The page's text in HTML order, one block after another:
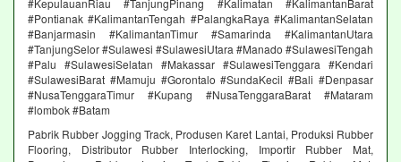
#KepulauanRiau #TanjungPinang #Kalimatan #KalimantanBarat
#Pontianak #KalimantanTengah #PalangkaRaya #KalimantanSelatan
#Banjarmasin #KalimantanTimur #Samarinda #KalimantanUtara
#TanjungSelor #Sulawesi #SulawesiUtara #Manado #SulawesiTengah
#Palu #SulawesiSelatan #Makassar #SulawesiTenggara #Kendari
#SulawesiBarat #Mamuju #Gorontalo #SundaKecil #Bali #Denpasar
#NusaTenggaraTimur #Kupang #NusaTenggaraBarat #Mataram
#lombok #Batam
Pabrik Rubber Jogging Track, Produsen Karet Lantai, Produksi Rubber
Flooring, Distributor Rubber Interlocking, Importir Rubber Mat,